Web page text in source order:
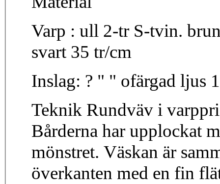
Varp : ull 2-tr S-tvin. brun, lj. gul, gul, m. gul, m. röd, vit,
svart 35 tr/cm
Teknik Rundväv i varppris med bårder och färg ränder.
Bårderna har upplockat
mönstret. Väskan är
överkanten med en fin